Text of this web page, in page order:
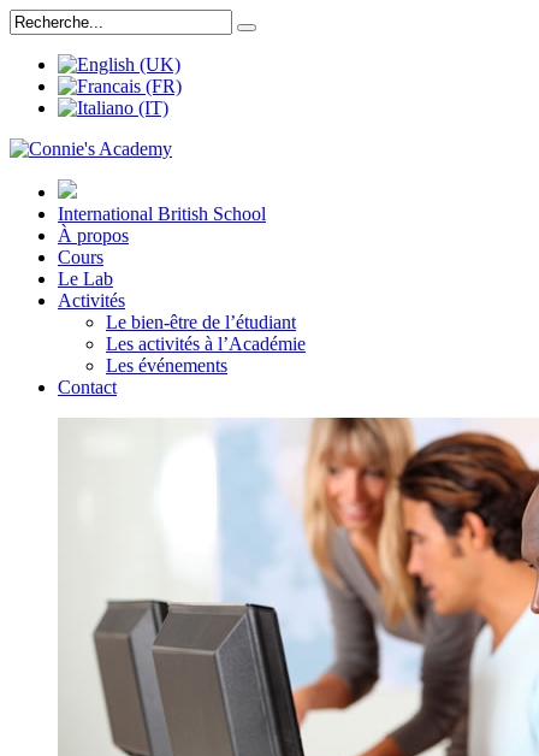
International British School
À propos
Cours
Le Lab
Activités
Le bien-être de l’étudiant
Les activités à l’Académie
Les événements
Contact